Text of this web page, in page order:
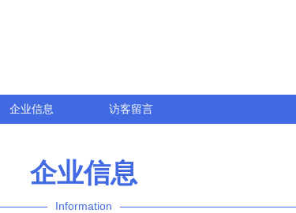
企业信息 访客留言
企业信息
Information